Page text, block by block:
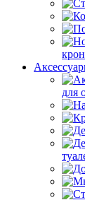
для